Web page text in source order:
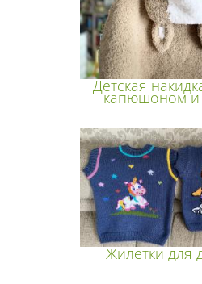
Детская
капюшоном и
Жилетки для